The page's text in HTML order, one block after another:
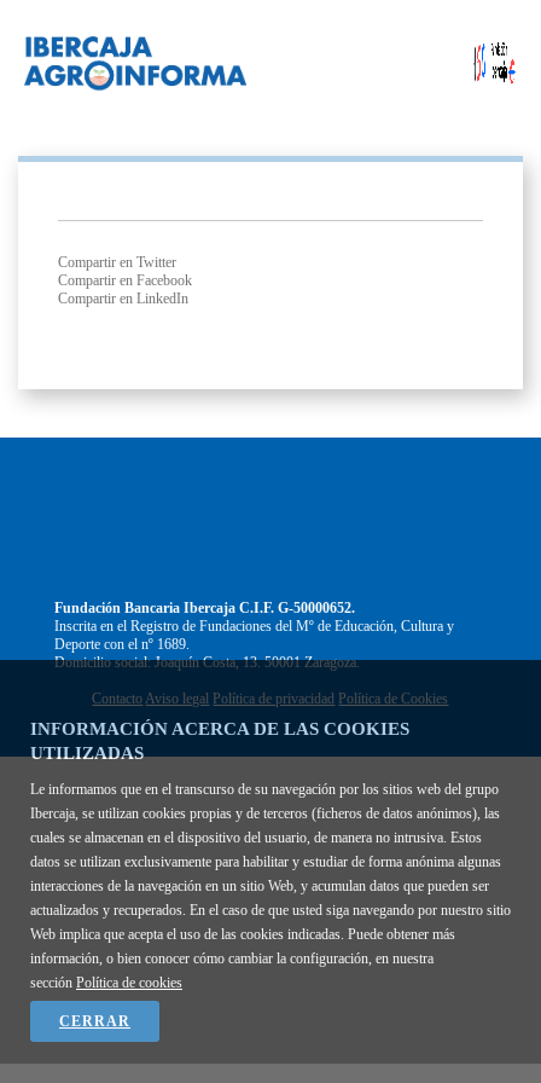
INFORMACIÓN ACERCA DE LAS COOKIES
UTILIZADAS
Le informamos que en el transcurso de su navegación por los sitios web del grupo
Ibercaja, se utilizan cookies propias y de terceros (ficheros de datos anónimos), las
cuales se almacenan en el dispositivo del usuario, de manera no intrusiva. Estos
datos se utilizan exclusivamente para habilitar y estudiar de forma anónima algunas
interacciones de la navegación en un sitio Web, y acumulan datos que pueden ser
actualizados y recuperados. En el caso de que usted siga navegando por nuestro sitio
Web implica que acepta el uso de las cookies indicadas. Puede obtener más
información, o bien conocer cómo cambiar la configuración, en nuestra
sección Política de cookies
CERRAR
Compartir en Twitter
Compartir en Facebook
Compartir en LinkedIn
Fundación Bancaria Ibercaja C.I.F. G-50000652.
Inscrita en el Registro de Fundaciones del Mº de Educación, Cultura y
Deporte con el nº 1689.
Domicilio social: Joaquín Costa, 13. 50001 Zaragoza.
Contacto Aviso legal Política de privacidad Política de Cookies